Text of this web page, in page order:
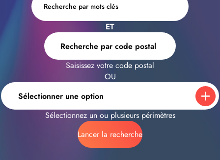
ET
Recherche par code postal
Saisissez votre code postal
OU
Sélectionner une option
Sélectionnez un ou plusieurs périmètres
Lancer la recherche